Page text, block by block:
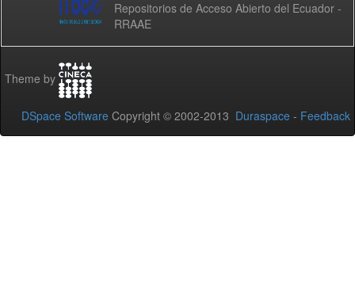
Repositorios de Acceso Abierto del Ecuador -
RRAAE
Theme by
DSpace Software Copyright © 2002-2013 Duraspace - Feedback